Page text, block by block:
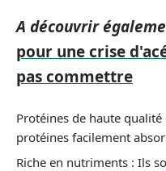
A découvrir
pour une crise
pas commettre
Protéines de haute
protéines facilement
Riche en nutriments : Ils